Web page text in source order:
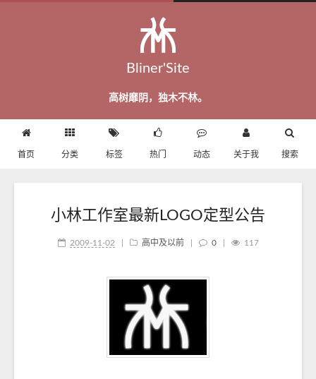
Bliner'Site
高树靡阴，独木不林。
首页 分类 标签 热门 动态 关于我 搜索
小林工作室最新LOGO定型公告
2009-11-02 高中及以前 0 117